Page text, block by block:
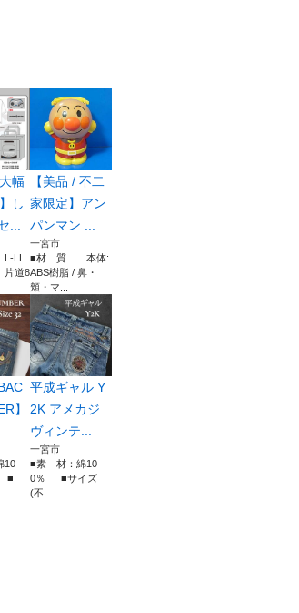
幅
し
...
LL
道8
【美品 / 不二
家限定】アン
パンマン ...
一宮市
■材 質 本体:
ABS樹脂 / 鼻・
頬・マ...
】
10
■
平成ギャル Y
2K アメカジ
ヴィンテ...
一宮市
■素 材：綿10
0％ ■サイズ
(不...